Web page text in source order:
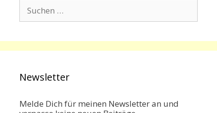
nach:
Newsletter
Melde Dich für meinen Newsletter an und